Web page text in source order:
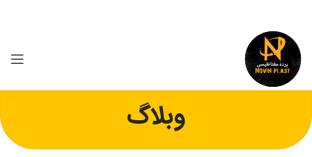
وبلاگ